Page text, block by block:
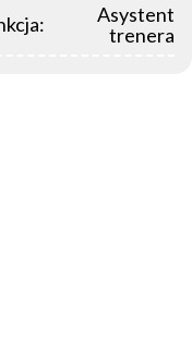
Asystent
trenera